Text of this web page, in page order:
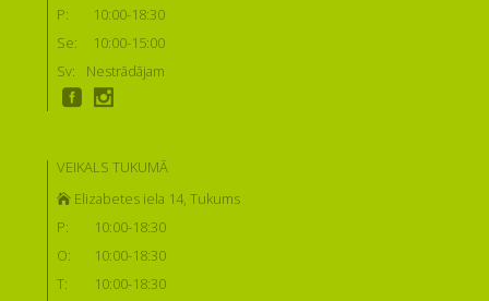
P:
10:00-18:30
Se:
10:00-15:00
Sv:
Nestrādājam
VEIKALS TUKUMĀ
Elizabetes iela 14, Tukums
P:
10:00-18:30
O:
10:00-18:30
T:
10:00-18:30